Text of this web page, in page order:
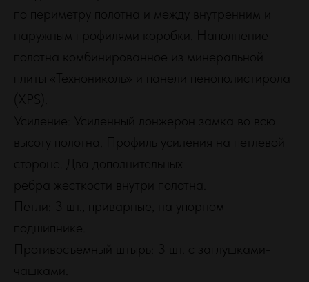
по периметру полотна и между внутренним и
наружным профилями коробки. Наполнение
полотна комбинированное из минеральной
плиты «Технониколь» и панели пенополистирола
(XPS).
Усиление: Усиленный лонжерон замка во всю
высоту полотна. Профиль усиления на петлевой
стороне. Два дополнительных
ребра жесткости внутри полотна.
Петли: 3 шт., приварные, на упорном
подшипнике.
Противосъемный штырь: 3 шт. с заглушками-
чашками.